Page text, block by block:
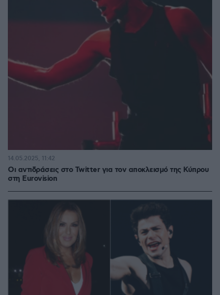
Οι αντιδράσεις στο Twitter για τον αποκλεισμό της Κύπρου
στη Eurovision
14.05.2025, 11:42